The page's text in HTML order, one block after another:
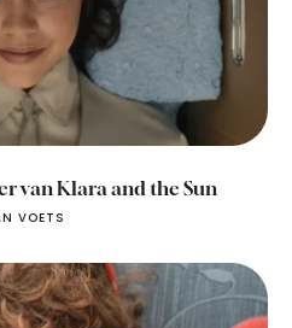
van Klara and the Sun
VOETS